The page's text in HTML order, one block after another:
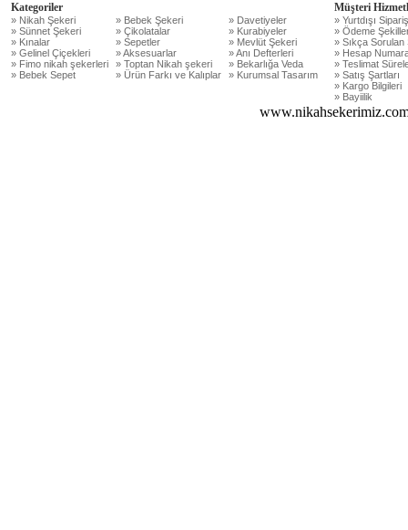
Kategoriler
» Nikah Şekeri » Bebek Şekeri
» Davetiyeler
» Sünnet Şekeri
» Çikolatalar
» Kurabiyeler
» Kınalar
» Sepetler
» Mevlüt Şekeri
» Gelinel Çiçekleri
» Aksesuarlar
» Anı Defterleri
» Fimo nikah şekerleri
» Toptan Nikah şekeri
» Bekarlığa Veda
» Bebek Sepet
» Ürün Farkı ve Kalıplar » Kurumsal Tasarım
Müşteri
» Yurtdışı
» Ödeme
» Sıkça Sorulan
» Hesap
» Teslimat
» Satış Şartları
» Kargo Bilgileri
» Bayiilik